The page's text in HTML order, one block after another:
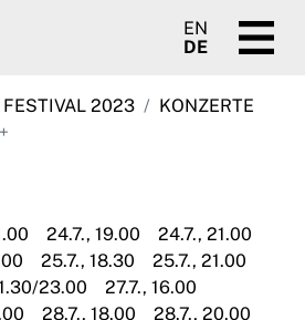
EN
DE
FESTIVAL 2023
KONZERTE
24.7., 19.00
24.7., 21.00
25.7., 18.30
25.7., 21.00
23.00
27.7., 16.00
28.7., 18.00
28.7., 20.00